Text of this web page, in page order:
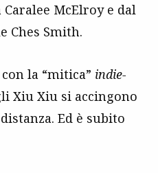
McElroy e dal
Ches Smith.
la “mitica” indie-
Xiu Xiu si accingono
Ed è subito